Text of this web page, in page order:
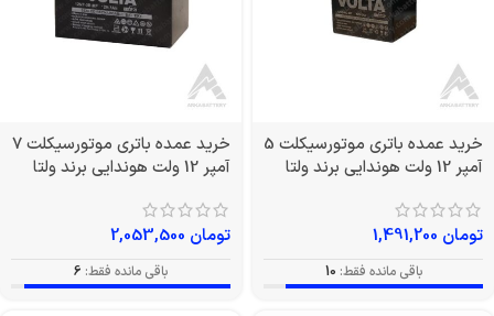
خرید عمده باتری موتورسیکلت 5
آمپر 12 ولت هوندایی برند ولتا
تومان
باقی مانده فقط: 10
خرید عمده باتری موتورسیکلت 7
آمپر 12 ولت هوندایی برند ولتا
تومان
باقی مانده فقط: 6